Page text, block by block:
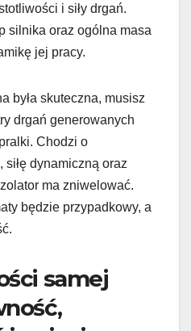
i siły drgań.
silnika oraz ogólna masa
jej pracy.
była skuteczna, musisz
drgań generowanych
Chodzi o
dynamiczną oraz
ma zniwelować.
będzie przypadkowy, a
samej